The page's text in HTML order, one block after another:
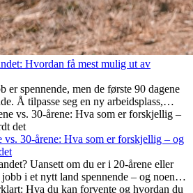
Hvordan få mest mulig ut av
spennende, men de første 90 dagene
Å tilpasse seg en ny arbeidsplass,
kultur og håndtere hjemlengsel er
guiden for expats viser deg hvordan
første månedene i utlandet, og sikre
personlig vekst.
vs. 30-årene: Hva som er forskjellig – og
Uansett om du er i 20-årene eller
i et nytt land spennende – og noen
lurer på om alder spiller en rolle.